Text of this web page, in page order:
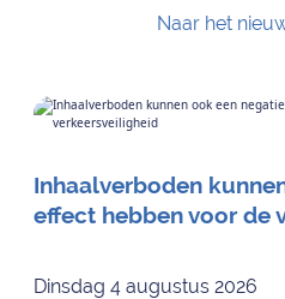
Naar het
Inhaalverboden
effect hebben voor de
Dinsdag 4 augustus 2026